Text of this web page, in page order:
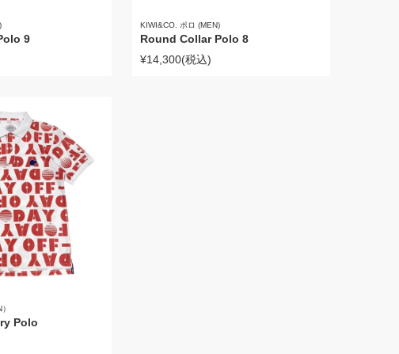
9
KIWI&CO. ポロ (MEN)
Round Collar Polo 8
¥14,300(税込)
Polo